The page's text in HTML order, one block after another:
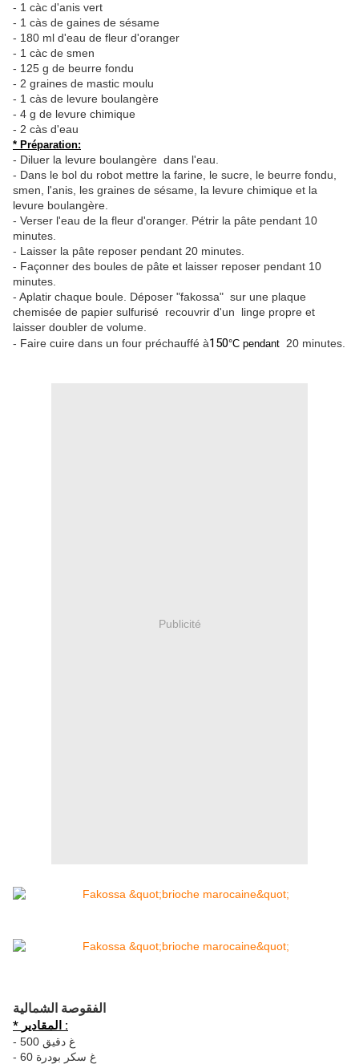
- 1 càc d'anis vert
- 1 càs de gaines de sésame
- 180 ml d'eau de fleur d'oranger
- 1 càc de smen
- 125 g de beurre fondu
- 2 graines de mastic moulu
- 1 càs de levure boulangère
- 4 g de levure chimique
- 2 càs d'eau
* Préparation:
- Diluer la levure boulangère dans l'eau.
- Dans le bol du robot mettre la farine, le sucre, le beurre fondu,
smen, l'anis, les graines de sésame, la levure chimique et la
levure boulangère.
- Verser l'eau de la fleur d'oranger. Pétrir la pâte pendant 10
minutes.
- Laisser la pâte reposer pendant 20 minutes.
- Façonner des boules de pâte et laisser reposer pendant 10
minutes.
- Aplatir chaque boule. Déposer "fakossa" sur une plaque
chemisée de papier sulfurisé recouvrir d'un linge propre et
laisser doubler de volume.
- Faire cuire dans un four préchauffé à150°C pendant 20 minutes.
Publicité
الفقوصة الشمالية
* المقادير :
- 500 غ دقيق
- 60 غ سكر بودرة